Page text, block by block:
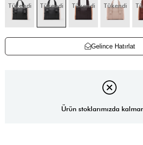
Tükendi Tükendi Tükendi Tükendi
Gelince Hatırlat
Ürün stoklarımızda